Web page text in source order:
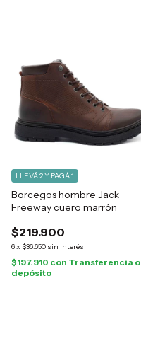
Borcegos hombre Jack
Freeway cuero marrón
$219.900
6x $36.650 sin interés
LLEVÁ 2 Y PAGÁ 1
$197.910 con Transferencia o
depósito